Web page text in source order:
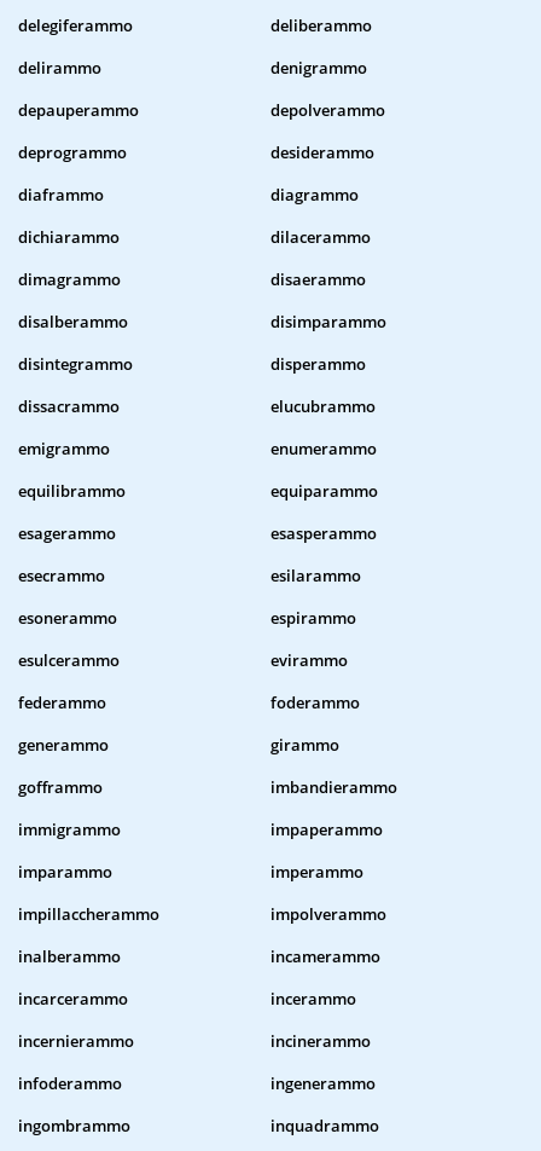
delegiferammo
deliberammo
delirammo
denigrammo
depauperammo
depolverammo
deprogrammo
desiderammo
diaframmo
diagrammo
dichiarammo
dilacerammo
dimagrammo
disaerammo
disalberammo
disimparammo
disintegrammo
disperammo
dissacrammo
elucubrammo
emigrammo
enumerammo
equilibrammo
equiparammo
esagerammo
esasperammo
esecrammo
esilarammo
esonerammo
espirammo
esulcerammo
evirammo
federammo
foderammo
generammo
girammo
gofframmo
imbandierammo
immigrammo
impaperammo
imparammo
imperammo
impillaccherammo
impolverammo
inalberammo
incamerammo
incarcerammo
incerammo
incernierammo
incinerammo
infoderammo
ingenerammo
ingombrammo
inquadrammo